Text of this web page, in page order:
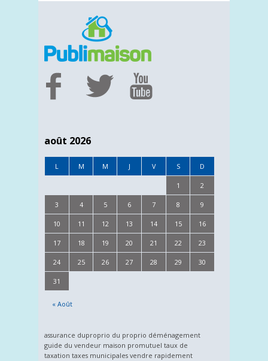
août 2026
L M M J V S D
« Août
1 2
3 4 5 6 7 8 9
10 11 12 13 14 15 16
17 18 19 20 21 22 23
24 25 26 27 28 29 30
31
assurance duproprio du proprio déménagement
guide du vendeur maison promutuel taux de
taxation taxes municipales vendre rapidement